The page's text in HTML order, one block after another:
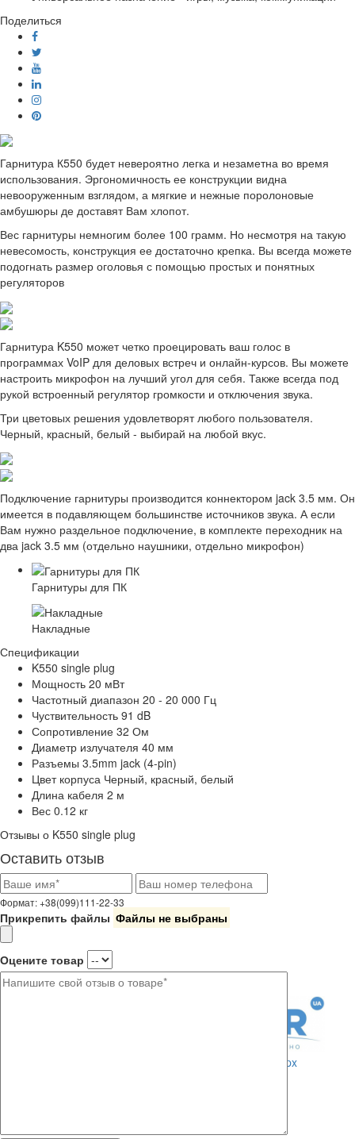
Поделиться
Гарнитура К550 будет невероятно легка и незаметна во время
использования. Эргономичность ее конструкции видна
невооруженным взглядом, а мягкие и нежные поролоновые
амбушюры де доставят Вам хлопот.
Вес гарнитуры немногим более 100 грамм. Но несмотря на такую
невесомость, конструкция ее достаточно крепка. Вы всегда можете
подогнать размер оголовья с помощью простых и понятных
регуляторов
Гарнитура K550 может четко проецировать ваш голос в
программах VoIP для деловых встреч и онлайн-курсов. Вы можете
настроить микрофон на лучший угол для себя. Также всегда под
рукой встроенный регулятор громкости и отключения звука.
Три цветовых решения удовлетворят любого пользователя.
Черный, красный, белый - выбирай на любой вкус.
Подключение гарнитуры производится коннектором jack 3.5 мм. Он
имеется в подавляющем большинстве источников звука. А если
Вам нужно раздельное подключение, в комплекте переходник на
два jack 3.5 мм (отдельно наушники, отдельно микрофон)
Гарнитуры для ПК
Накладные
Спецификации
K550 single plug
Мощность 20 мВт
Частотный диапазон 20 - 20 000 Гц
Чуствительность 91 dB
Сопротивление 32 Ом
Диаметр излучателя 40 мм
Разъемы 3.5mm jack (4-pin)
Цвет корпуса Черный, красный, белый
Длина кабеля 2 м
Вес 0.12 кг
Отзывы о K550 single plug
Оставить отзыв
Формат: +38(099)111-22-33
Прикрепить файлы Файлы не выбраны
Оцените товар
Где купить?